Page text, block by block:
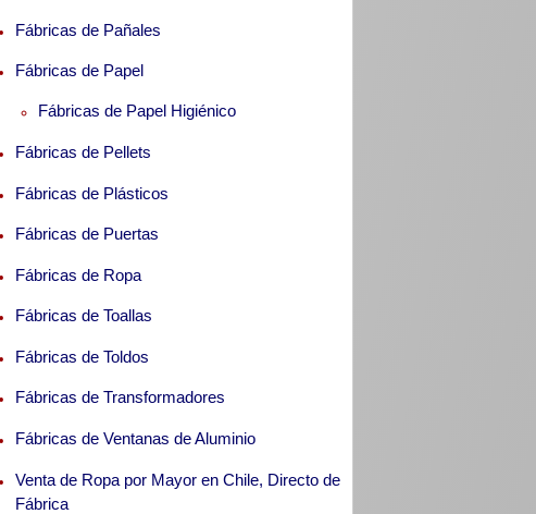
Fábricas de Pañales
Fábricas de Papel
Fábricas de Papel Higiénico
Fábricas de Pellets
Fábricas de Plásticos
Fábricas de Puertas
Fábricas de Ropa
Fábricas de Toallas
Fábricas de Toldos
Fábricas de Transformadores
Fábricas de Ventanas de Aluminio
Venta de Ropa por Mayor en Chile, Directo de
Fábrica